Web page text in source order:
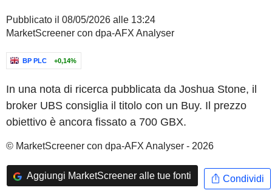
Pubblicato il 08/05/2026 alle 13:24
MarketScreener con dpa-AFX Analyser
BP PLC +0,14%
In una nota di ricerca pubblicata da Joshua Stone, il
broker UBS consiglia il titolo con un Buy. Il prezzo
obiettivo è ancora fissato a 700 GBX.
© MarketScreener con dpa-AFX Analyser - 2026
Aggiungi MarketScreener alle tue fonti Condividi